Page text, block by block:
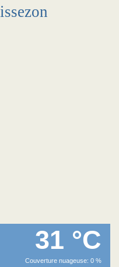
31 °C
Couverture nuageuse: 0 %